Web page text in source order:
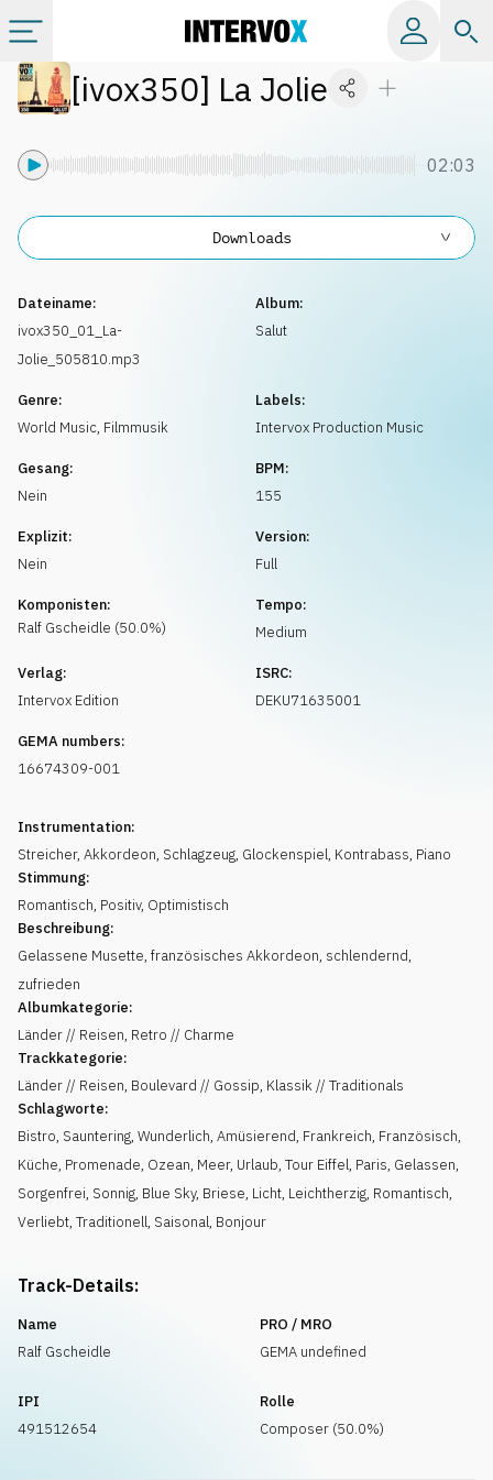
Kategorien
Alle Alben
Playlists
Lizenzen
Info
[ivox350] La Jolie
02:03
Dateiname:
ivox350_01_La-
Jolie_505810.mp3
Album:
Salut
Genre:
World Music, Filmmusik
Labels:
Intervox Production Music
Gesang:
Nein
BPM:
155
Explizit:
Nein
Version:
Full
Komponisten:
Ralf Gscheidle (50.0%)
Tempo:
Medium
Verlag:
Intervox Edition
ISRC:
DEKU71635001
GEMA numbers:
16674309-001
Instrumentation:
Streicher, Akkordeon, Schlagzeug, Glockenspiel, Kontrabass, Piano
Stimmung:
Romantisch, Positiv, Optimistisch
Beschreibung:
Gelassene Musette, französisches Akkordeon, schlendernd,
zufrieden
Albumkategorie:
Länder // Reisen, Retro // Charme
Trackkategorie:
Länder // Reisen, Boulevard // Gossip, Klassik // Traditionals
Schlagworte:
Bistro, Sauntering, Wunderlich, Amüsierend, Frankreich, Französisch,
Küche, Promenade, Ozean, Meer, Urlaub, Tour Eiffel, Paris, Gelassen,
Sorgenfrei, Sonnig, Blue Sky, Briese, Licht, Leichtherzig, Romantisch,
Verliebt, Traditionell, Saisonal, Bonjour
Downloads
Track-Details:
Name
Ralf Gscheidle
PRO / MRO
GEMA undefined
IPI
491512654
Rolle
Composer (50.0%)